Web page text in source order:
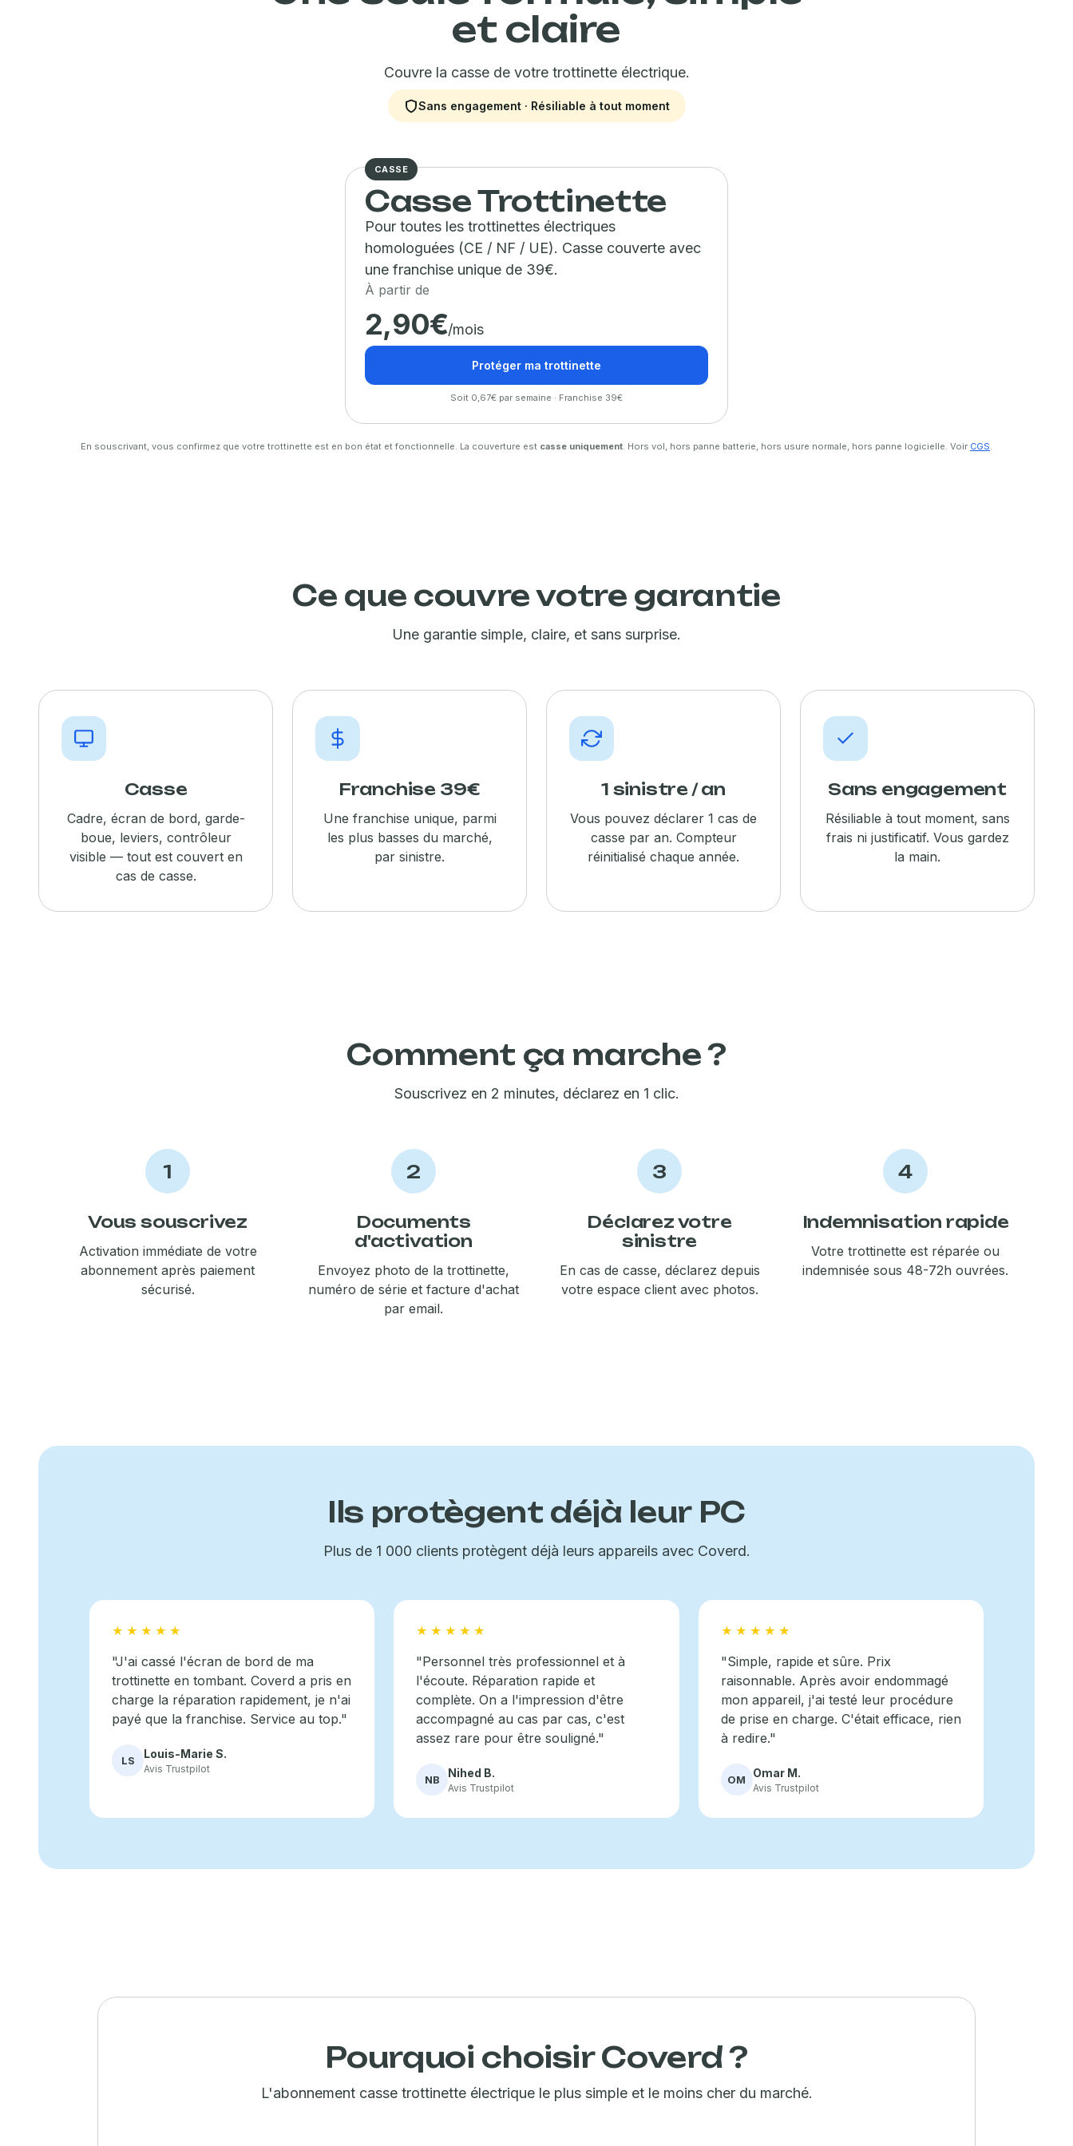
et claire
Couvre la casse de votre trottinette électrique.
Sans engagement · Résiliable à tout moment
CASSE
Casse Trottinette
Pour toutes les trottinettes électriques
homologuées (CE / NF / UE). Casse couverte avec
une franchise unique de 39€.
À partir de
2,90€/mois
Protéger ma trottinette
Soit 0,67€ par semaine · Franchise 39€
En souscrivant, vous confirmez que votre trottinette est en bon état et fonctionnelle. La couverture est casse uniquement. Hors vol, hors panne batterie, hors usure normale, hors panne logicielle. Voir CGS.
Ce que couvre votre garantie
Une garantie simple, claire, et sans surprise.
Casse
Cadre, écran de bord, garde-
boue, leviers, contrôleur
visible — tout est couvert en
cas de casse.
Franchise 39€
Une franchise unique, parmi
les plus basses du marché,
par sinistre.
1 sinistre / an
Vous pouvez déclarer 1 cas de
casse par an. Compteur
réinitialisé chaque année.
Sans engagement
Résiliable à tout moment, sans
frais ni justificatif. Vous gardez
la main.
Comment ça marche ?
Souscrivez en 2 minutes, déclarez en 1 clic.
1
Vous souscrivez
Activation immédiate de votre
abonnement après paiement
sécurisé.
2
Documents
d'activation
Envoyez photo de la trottinette,
numéro de série et facture d'achat
par email.
3
Déclarez votre
sinistre
En cas de casse, déclarez depuis
votre espace clientavec photos.
4
Indemnisation rapide
Votre trottinette est réparée ou
indemnisée sous 48-72h ouvrées.
Ils protègent déjà leur PC
Plus de 1 000 clients protègent déjà leurs appareils avec Coverd.
★★★★★
"J'ai cassé l'écran de bord de ma
trottinette en tombant. Coverd a pris en
charge la réparation rapidement, je n'ai
payé que la franchise. Service au top."
LS Louis-Marie S.
Avis Trustpilot
★★★★★
"Personnel très professionnel et à
l'écoute. Réparation rapide et
complète. On a l'impression d'être
accompagné au cas par cas, c'est
assez rare pour être souligné."
NB Nihed B.
Avis Trustpilot
★★★★★
"Simple, rapide et sûre. Prix
raisonnable. Après avoir endommagé
mon appareil, j'ai testé leur procédure
de prise en charge. C'était efficace, rien
à redire."
OM Omar M.
Avis Trustpilot
Pourquoi choisir Coverd ?
L'abonnement casse trottinette électrique le plus simple et le moins cher du marché.
Tous vos appareils en un seul abonnement.Jusqu'à 5
écrans couverts, toutes marques, tous types.
🖥️ Tablettes
Forfait Duo -1€/mois
Ajoutez votre
chaque produit